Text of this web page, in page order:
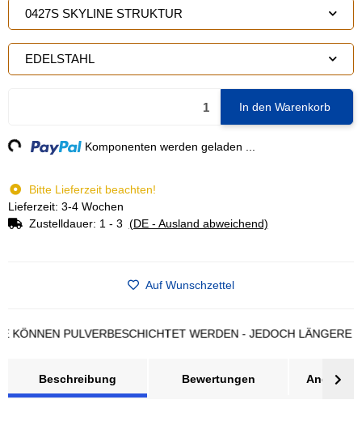
0427S SKYLINE STRUKTUR
EDELSTAHL
In den Warenkorb
Komponenten werden geladen ...
Bitte Lieferzeit beachten!
Lieferzeit: 3-4 Wochen
Zustelldauer: 1 - 3 (DE - Ausland abweichend)
Auf Wunschzettel
PULVERBESCHICHTET WERDEN - JEDOCH LÄNGERE
Beschreibung Bewertungen Angebot